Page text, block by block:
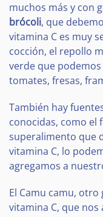
muchos más y con
brócoli, que
vitamina C es muy
cocción, el repollo
verde que
tomates, fresas,
También hay
conocidas, como el
superalimento que
vitamina C, lo
agregamos a
El Camu camu,
vitamina C, que